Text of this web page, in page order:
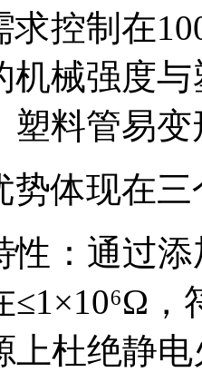
求控制在
机械强度
塑料管易
势体现在
性：通过
≤1×10⁶Ω，
上杜绝静